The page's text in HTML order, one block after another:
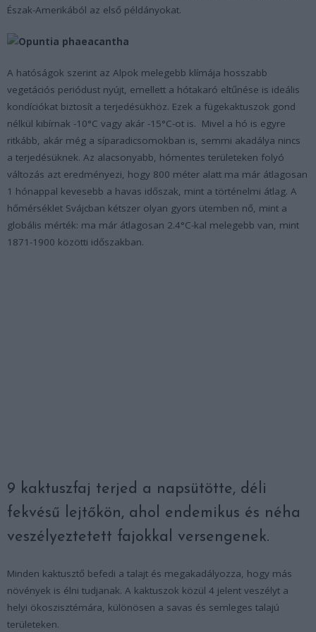
Észak-Amerikából az első példányokat.
A hatóságok szerint az Alpok melegebb klímája hosszabb
vegetációs periódust nyújt, emellett a hótakaró eltűnése is ideális
kondíciókat biztosít a terjedésükhöz. Ezek a fügekaktuszok gond
nélkül kibírnak -10°C vagy akár -15°C-ot is. Mivel a hó is egyre
ritkább, akár még a síparadicsomokban is, semmi akadálya nincs
a terjedésüknek. Az alacsonyabb, hómentes területeken folyó
változás azt eredményezi, hogy 800 méter alatt ma már átlagosan
1 hónappal kevesebb a havas időszak, mint a történelmi átlag. A
hőmérséklet Svájcban kétszer olyan gyors ütemben nő, mint a
globális mérték: ma már átlagosan 2.4°C-kal melegebb van, mint
1871-1900 közötti időszakban.
9 kaktuszfaj terjed a napsütötte, déli
fekvésű lejtőkön, ahol endemikus és néha
veszélyeztetett fajokkal versengenek.
Minden kaktusztő befedi a talajt és megakadályozza, hogy más
növények is élni tudjanak. A kaktuszok közül 4 jelent veszélyt a
helyi ökoszisztémára, különösen a savas és semleges talajú
területeken.